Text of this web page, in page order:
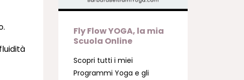
Fly Flow YOGA, la mia
Scuola Online
Scopri tutti i miei
Programmi Yoga e gli